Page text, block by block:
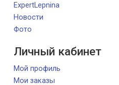
ExpertLepnina
Новости
Фото
Личный кабинет
Мой профиль
Мои заказы